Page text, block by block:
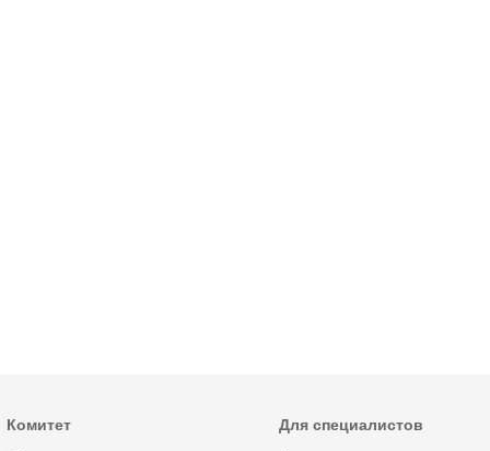
Комитет Для специалистов